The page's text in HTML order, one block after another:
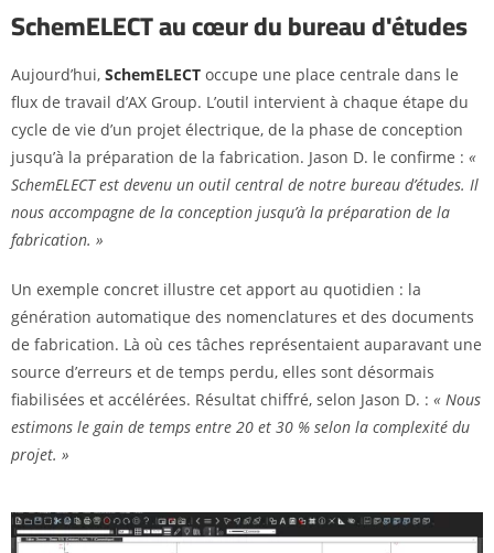
SchemELECT au cœur du bureau d'études
Aujourd’hui, SchemELECT occupe une place centrale dans le
flux de travail d’AX Group. L’outil intervient à chaque étape du
cycle de vie d’un projet électrique, de la phase de conception
jusqu’à la préparation de la fabrication. Jason D. le confirme : «
SchemELECT est devenu un outil central de notre bureau d’études. Il
nous accompagne de la conception jusqu’à la préparation de la
fabrication. »
Un exemple concret illustre cet apport au quotidien : la
génération automatique des nomenclatures et des documents
de fabrication. Là où ces tâches représentaient auparavant une
source d’erreurs et de temps perdu, elles sont désormais
fiabilisées et accélérées. Résultat chiffré, selon Jason D. : « Nous
estimons le gain de temps entre 20 et 30 % selon la complexité du
projet. »